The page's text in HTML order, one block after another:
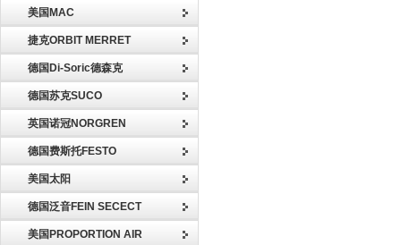
美国MAC
捷克ORBIT MERRET
德国Di-Soric德森克
德国苏克SUCO
英国诺冠NORGREN
德国费斯托FESTO
美国太阳
德国泛音FEIN SECECT
美国PROPORTION AIR